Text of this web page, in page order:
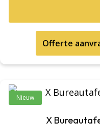
Offerte
X
Nieuw